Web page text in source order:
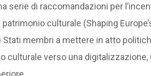
serie di raccomandazioni per
patrimonio culturale (Shaping
Stati membri a mettere in atto
culturale verso una digitalizzazione,